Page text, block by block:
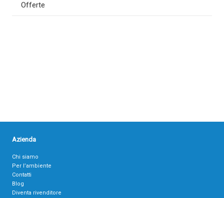
Offerte
Azienda
Chi siamo
Per l’ambiente
Contatti
Blog
Diventa rivenditore